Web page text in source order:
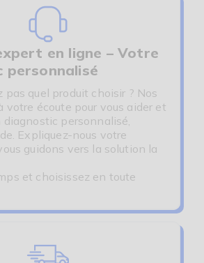
en ligne – Votre
personnalisé
pas quel produit choisir ? Nos
votre écoute pour vous aider et
diagnostic personnalisé,
Expliquez-nous votre
guidons vers la solution la
et choisissez en toute